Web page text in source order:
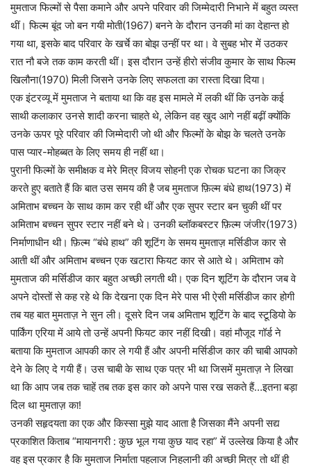
मुमताज फिल्मों से पैसा कमाने और अपने परिवार की जिम्मेदारी निभाने में बहुत व्यस्त
थीं। फिल्म बूंद जो बन गयी मोती(1967) बनने के दौरान उनकी मां का देहान्त हो
गया था, इसके बाद परिवार के खर्चे का बोझ उन्हीं पर था। वे सुबह भोर में उठकर
रात नौ बजे तक काम करती थीं। इस दौरान उन्हें हीरो संजीव कुमार के साथ फिल्म
खिलौना(1970) मिली जिसने उनके लिए सफलता का रास्ता दिखा दिया।
एक इंटरव्यू में मुमताज ने बताया था कि वह इस मामले में लकी थीं कि उनके कई
साथी कलाकार उनसे शादी करना चाहते थे, लेकिन वह खुद आगे नहीं बढ़ीं क्योंकि
उनके ऊपर पूरे परिवार की जिम्मेदारी जो थी और फिल्मों के बोझ के चलते उनके
पास प्यार-मोहब्बत के लिए समय ही नहीं था।
पुरानी फिल्मों के समीक्षक व मेरे मित्र विजय सोहनी एक रोचक घटना का जिक्र
करते हुए बताते हैं कि बात उस समय की है जब मुमताज फ़िल्म बंधे हाथ(1973) में
अमिताभ बच्चन के साथ काम कर रही थीं और एक सुपर स्टार बन चुकी थीं पर
अमिताभ बच्चन सुपर स्टार नहीं बने थे। उनकी ब्लॉकबस्टर फ़िल्म जंजीर(1973)
निर्माणाधीन थी। फ़िल्म “बंधे हाथ” की शूटिंग के समय मुमताज़ मर्सिडीज कार से
आती थीं और अमिताभ बच्चन एक खटारा फियट कार से आते थे। अमिताभ को
मुमताज की मर्सिडीज कार बहुत अच्छी लगती थी। एक दिन शूटिंग के दौरान जब वे
अपने दोस्तों से कह रहे थे कि देखना एक दिन मेरे पास भी ऐसी मर्सिडीज कार होगी
तब यह बात मुमताज़ ने सुन ली। दूसरे दिन जब अमिताभ शूटिंग के बाद स्टूडियो के
पार्किंग एरिया में आये तो उन्हें अपनी फियट कार नहीं दिखी। वहां मौजूद गॉर्ड ने
बताया कि मुमताज आपकी कार ले गयी हैं और अपनी मर्सिडीज कार की चाबी आपको
देने के लिए दे गयी हैं। उस चाबी के साथ एक पत्र भी था जिसमें मुमताज़ ने लिखा
था कि आप जब तक चाहें तब तक इस कार को अपने पास रख सकते हैं…इतना बड़ा
दिल था मुमताज़ का!
उनकी सहृदयता का एक और किस्सा मुझे याद आता है जिसका मैंने अपनी सद्य
प्रकाशित किताब “मायानगरी : कुछ भूल गया कुछ याद रहा” में उल्लेख किया है और
वह इस प्रकार है कि मुमताज निर्माता पहलाज निहलानी की अच्छी मित्र तो थीं ही